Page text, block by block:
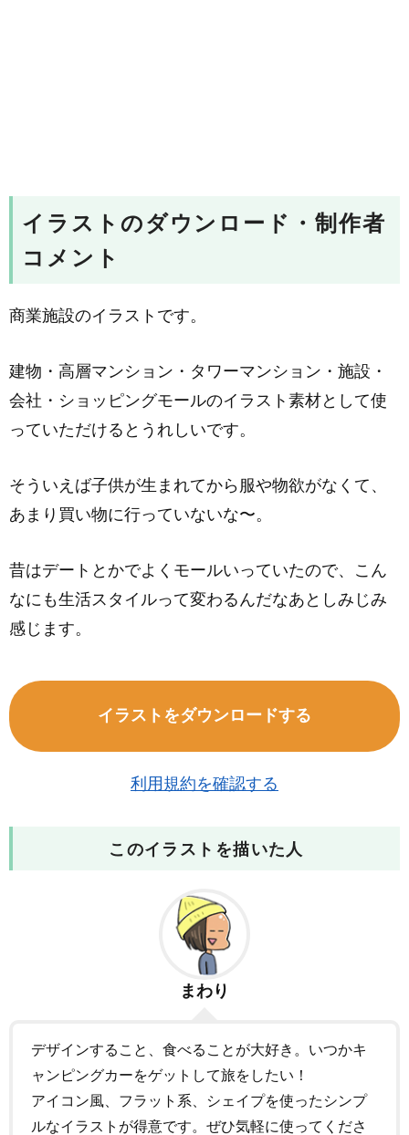
イラストのダウンロード・制作者
コメント
商業施設のイラストです。
建物・高層マンション・タワーマンション・施設・
会社・ショッピングモールのイラスト素材として使
っていただけるとうれしいです。
そういえば子供が生まれてから服や物欲がなくて、
あまり買い物に行っていないな〜。
昔はデートとかでよくモールいっていたので、こん
なにも生活スタイルって変わるんだなあとしみじみ
感じます。
イラストをダウンロードする
利用規約を確認する
このイラストを描いた人
まわり
デザインすること、食べることが大好き。いつかキ
ャンピングカーをゲットして旅をしたい！
アイコン風、フラット系、シェイプを使ったシンプ
ルなイラストが得意です。ぜひ気軽に使ってくださ